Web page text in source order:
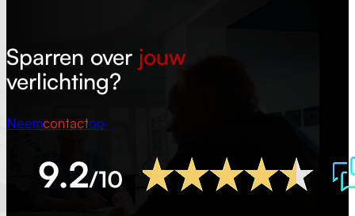
Sparren over jouw
verlichting?
Neemcontactop